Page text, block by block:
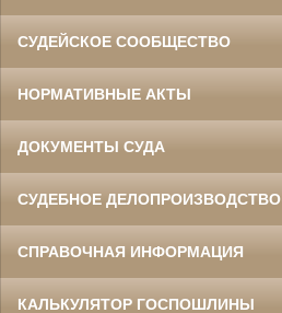
СУДЕЙСКОЕ СООБЩЕСТВО
НОРМАТИВНЫЕ АКТЫ
ДОКУМЕНТЫ СУДА
СУДЕБНОЕ ДЕЛОПРОИЗВОДСТВО
СПРАВОЧНАЯ ИНФОРМАЦИЯ
КАЛЬКУЛЯТОР ГОСПОШЛИНЫ